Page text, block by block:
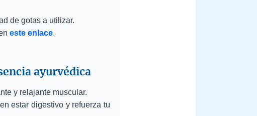
de gotas a utilizar.
este enlace.
ayurvédica
y relajante muscular.
estar digestivo y refuerza tu